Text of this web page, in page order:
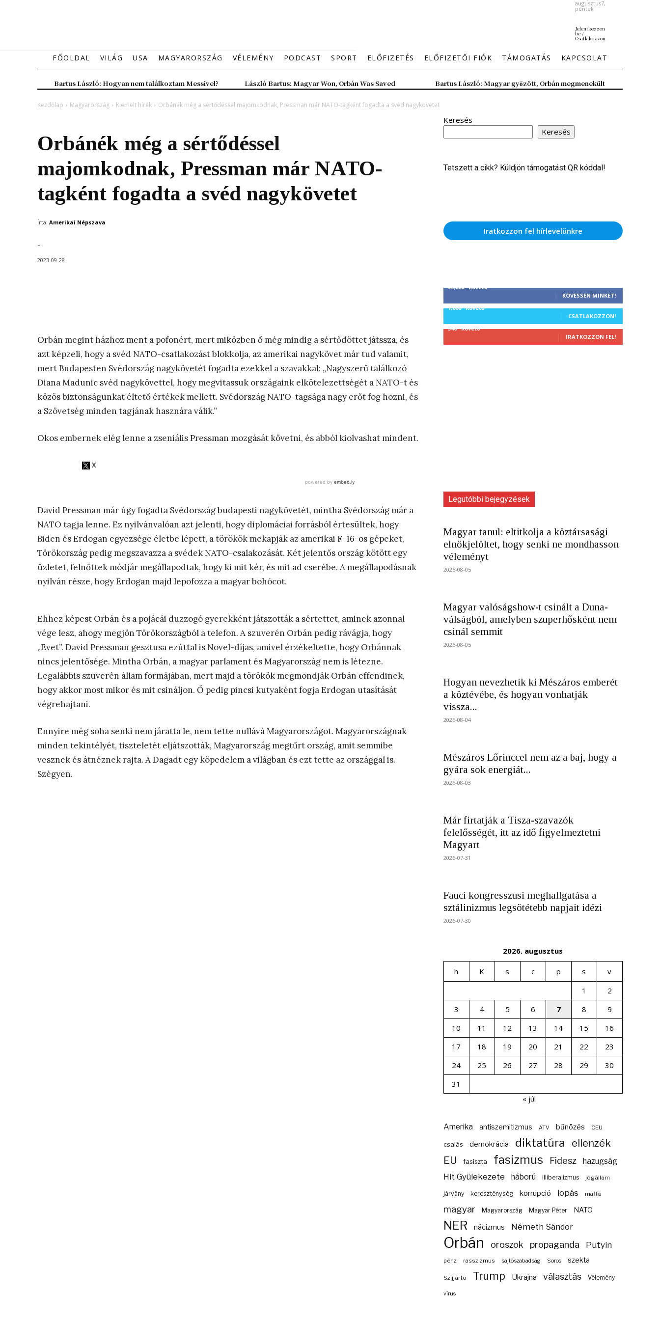
augusztus7,
péntek
Jelentkezzen
be /
Csatlakozzon
FŐOLDAL VILÁG USA MAGYARORSZÁG VÉLEMÉNY PODCAST SPORT ELŐFIZETÉS ELŐFIZETŐI FIÓK TÁMOGATÁS KAPCSOLAT
Bartus László: Hogyan nem találkoztam Messivel? László Bartus: Magyar Won, Orbán Was Saved Bartus László: Magyar győzött, Orbán megmenekült
Kezdőlap Magyarország Kiemelt hírek Orbánék még a sértődéssel majomkodnak, Pressman már NATO-tagként fogadta a svéd nagykövetet
Orbánék még a sértődéssel
majomkodnak, Pressman már NATO-
tagként fogadta a svéd nagykövetet
Írta: Amerikai Népszava
-
2023-09-28
Orbán megint házhoz ment a pofonért, mert miközben ő még mindig a sértődöttet játssza, és
azt képzeli, hogy a svéd NATO-csatlakozást blokkolja, az amerikai nagykövet már tud valamit,
mert Budapesten Svédország nagykövetét fogadta ezekkel a szavakkal: „Nagyszerű találkozó
Diana Madunic svéd nagykövettel, hogy megvitassuk országaink elkötelezettségét a NATO-t és
közös biztonságunkat éltető értékek mellett. Svédország NATO-tagsága nagy erőt fog hozni, és
a Szövetség minden tagjának hasznára válik.”
Okos embernek elég lenne a zseniális Pressman mozgását követni, és abból kiolvashat mindent.
David Pressman már úgy fogadta Svédország budapesti nagykövetét, mintha Svédország már a
NATO tagja lenne. Ez nyilvánvalóan azt jelenti, hogy diplomáciai forrásból értesültek, hogy
Biden és Erdogan egyezsége életbe lépett, a törökök mekapják az amerikai F-16-os gépeket,
Törökország pedig megszavazza a svédek NATO-csalakozását. Két jelentős ország kötött egy
üzletet, felnőttek módjár megállapodtak, hogy ki mit kér, és mit ad cserébe. A megállapodásnak
nyilván része, hogy Erdogan majd lepofozza a magyar bohócot.
Ehhez képest Orbán és a pojácái duzzogó gyerekként játszották a sértettet, aminek azonnal
vége lesz, ahogy megjön Törökországból a telefon. A szuverén Orbán pedig rávágja, hogy
„Evet”. David Pressman gesztusa ezúttal is Novel-díjas, amivel érzékeltette, hogy Orbánnak
nincs jelentősége. Mintha Orbán, a magyar parlament és Magyarország nem is létezne.
Legalábbis szuverén állam formájában, mert majd a törökök megmondják Orbán effendinek,
hogy akkor most mikor és mit csináljon. Ő pedig pincsi kutyaként fogja Erdogan utasítását
végrehajtani.
Ennyire még soha senki nem járatta le, nem tette nullává Magyarországot. Magyarországnak
minden tekintélyét, tiszteletét eljátszották, Magyarország megtűrt ország, amit semmibe
vesznek és átnéznek rajta. A Dagadt egy köpedelem a világban és ezt tette az országgal is.
Szégyen.
Keresés
Keresés
Tetszett a cikk? Küldjön támogatást QR kóddal!
Iratkozzon fel hírlevelünkre
25,000 Követő
KÖVESSEN MINKET!
1,000 Követő
CSATLAKOZZON!
340 Követő
IRATKOZZON FEL!
Legutóbbi bejegyzések
Magyar tanul: eltitkolja a köztársasági
elnökjelöltet, hogy senki ne mondhasson
véleményt
2026-08-05
Magyar valóságshow-t csinált a Duna-
válságból, amelyben szuperhősként nem
csinál semmit
2026-08-05
Hogyan nevezhetik ki Mészáros emberét
a köztévébe, és hogyan vonhatják
vissza...
2026-08-04
Mészáros Lőrinccel nem az a baj, hogy a
gyára sok energiát...
2026-08-03
Már firtatják a Tisza-szavazók
felelősségét, itt az idő figyelmeztetni
Magyart
2026-07-31
Fauci kongresszusi meghallgatása a
sztálinizmus legsötétebb napjait idézi
2026-07-30
2026. augusztus
h K s c p s
v
1
2
3
4 5 6 7 8
9
10
11 12 13 14 15
16
17
18 19 20 21 22
23
24
25 26 27 28 29
30
31
« júl
Amerika antiszemitizmus ATV bűnözés CEU
csalás demokrácia diktatúra ellenzék
EU fasiszta fasizmus Fidesz hazugság
Hit Gyülekezete háború illiberalizmus jogállam
járvány kereszténység korrupció lopás maffia
magyar Magyarország Magyar Péter NATO
NER nácizmus Németh Sándor
Orbán oroszok propaganda Putyin
pénz rasszizmus sajtószabadság Soros szekta
Szijjártó Trump Ukrajna választás Vélemény
vírus